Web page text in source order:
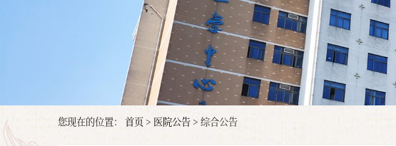
您现在的位置： 首页> 医院公告> 综合公告